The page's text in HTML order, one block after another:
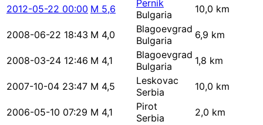
2012-05-22 00:00 M 5,6
Pernik
Bulgaria
10,0 km
2008-06-22 18:43 M 4,0
Blagoevgrad
Bulgaria
6,9 km
2008-03-24 12:46 M 4,1
Blagoevgrad
Bulgaria
1,8 km
2007-10-04 23:47 M 4,5
Leskovac
Serbia
10,0 km
2006-05-10 07:29 M 4,1
Pirot
Serbia
2,0 km